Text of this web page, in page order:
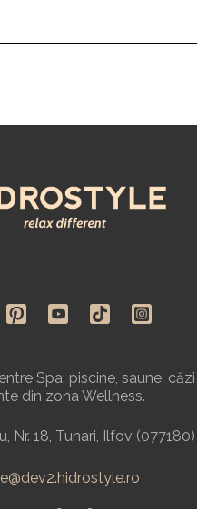
Spa: piscine, saune,
din zona Wellness.
Nr. 18, Tunari, Ilfov (077180)